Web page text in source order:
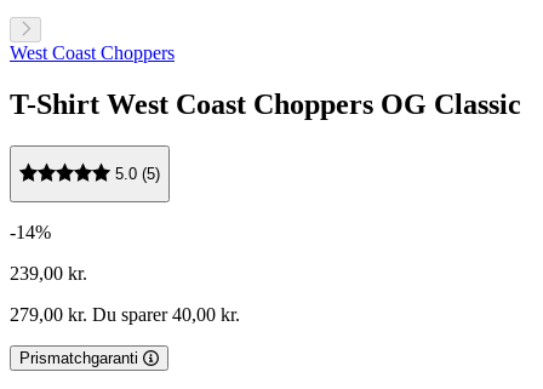
West Coast Choppers
T-Shirt West Coast Choppers OG Classic
5.0 (5)
-14%
239,00 kr.
279,00 kr. Du sparer 40,00 kr.
Prismatchgaranti